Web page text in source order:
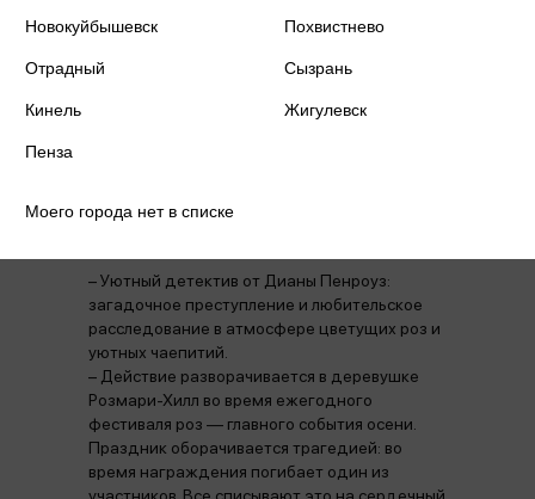
Автор Пенроуз Д.
– Уютный детектив от Дианы Пенроуз:
загадочное преступление и любительское
расследование в атмосфере цветущих роз и
уютных чаепитий.
– Действие разворачивается в деревушке
Розмари‑Хилл во время ежегодного
фестиваля роз — главного события осени.
Праздник оборачивается трагедией: во
время награждения погибает один из
Новокуйбышевск Похвистнево
Отрадный Сызрань
Кинель Жигулевск
Пенза
Моего города нет в списке